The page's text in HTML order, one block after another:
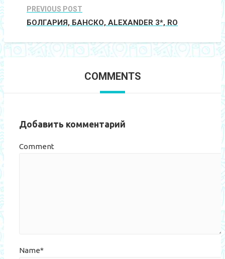
PREVIOUS POST
БОЛГАРИЯ, БАНСКО, ALEXANDER 3*, RO
COMMENTS
Добавить комментарий
Comment
Name*